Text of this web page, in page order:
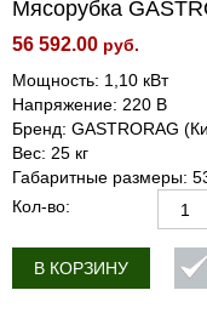
Мясорубка
56 592.00 руб.
Мощность: 1,10 кВт
Напряжение: 220 В
Бренд: GASTRORAG
Вес: 25 кг
Габаритные размеры:
Кол-во:
В КОРЗИНУ